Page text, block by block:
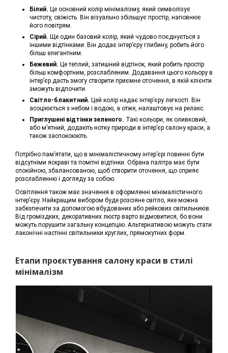
Білий. Це основний колір мінімалізму, який символізує
чистоту, свіжість. Він візуально збільшує простір, наповнює
його повітрям.
Сірий. Ще один базовий колір, який чудово поєднується з
іншими відтінками. Він додає інтер’єру глибину, робить його
більш елегантним.
Бежевий. Це теплий, затишний відтінок, який робить простір
більш комфортним, розслабленим. Додавання цього кольору в
інтер’єр дасть змогу створити приємне оточення, в якій клієнти
зможуть відпочити.
Світло-блакитний. Цей колір надає інтер’єру легкості. Він
асоціюється з небом і водою, а отже, налаштовує на релакс.
Приглушені відтінки зеленого. Такі кольори, як оливковий,
або м’ятний, додають нотку природи в інтер’єр салону краси, а
також заспокоюють.
Потрібно пам’ятати, що в мінімалістичному інтер’єрі повинні бути
відсутніми яскраві та помітні відтінки. Обрана палітра має бути
спокійною, збалансованою, щоб створити оточення, що сприяє
розслабленню і догляду за собою.
Освітлення також має значення в оформленні мінімалістичного
інтер’єру. Найкращим вибором буде розсіяне світло, яке можна
забезпечити за допомогою вбудованих або рейкових світильників.
Від громіздких, декоративних люстр варто відмовитися, бо вони
можуть порушити загальну концепцію. Альтернативою можуть стати
лаконічні настінні світильники круглих, прямокутних форм.
Етапи проєктування салону краси в стилі
мінімалізм